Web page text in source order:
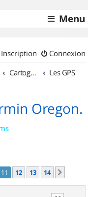
Menu
Connexion
Inscription
Cartographie et GPS Les GPS
Oregon.
11 12 13 14